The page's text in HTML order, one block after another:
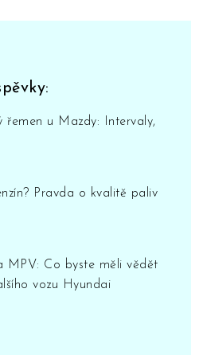
řemen u Mazdy: Intervaly,
Pravda o kvalitě paliv
MPV: Co byste měli vědět
vozu Hyundai